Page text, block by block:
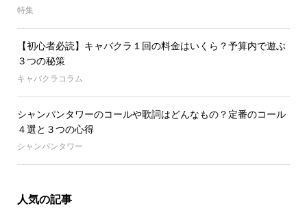
特集
【初心者必読】キャバクラ１回の料金はいくら？予算内で遊ぶ
３つの秘策
キャバクラコラム
シャンパンタワーのコールや歌詞はどんなもの？定番のコール
４選と３つの心得
シャンパンタワー
人気の記事